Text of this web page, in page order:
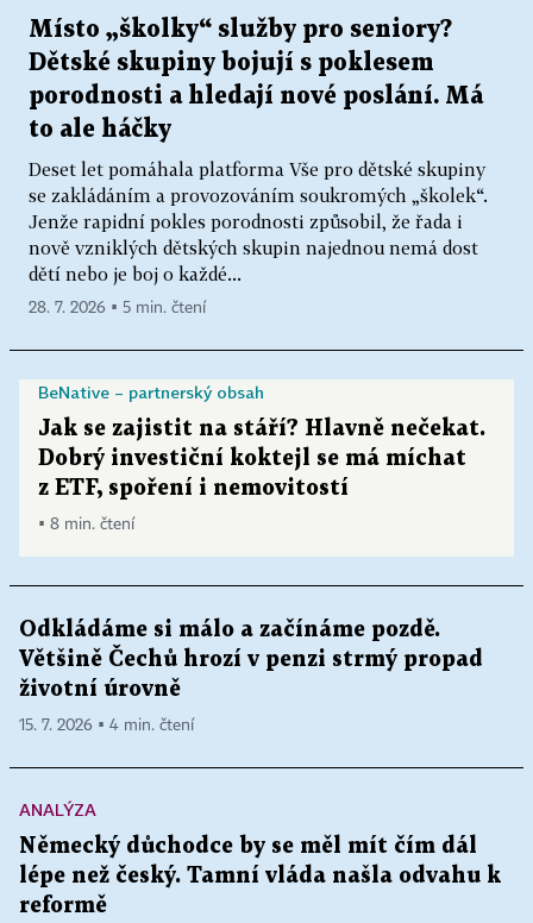
Místo „školky“ služby pro seniory?
Dětské skupiny bojují s poklesem
porodnosti a hledají nové poslání. Má
to ale háčky
Deset let pomáhala platforma Vše pro dětské skupiny
se zakládáním a provozováním soukromých „školek“.
Jenže rapidní pokles porodnosti způsobil, že řada i
nově vzniklých dětských skupin najednou nemá dost
dětí nebo je boj o každé...
28. 7. 2026 ▪ 5 min. čtení
BeNative – partnerský obsah
Jak se zajistit na stáří? Hlavně nečekat.
Dobrý investiční koktejl se má míchat
z ETF, spoření i nemovitostí
▪ 8 min. čtení
Odkládáme si málo a začínáme pozdě.
Většině Čechů hrozí v penzi strmý propad
životní úrovně
15. 7. 2026 ▪ 4 min. čtení
ANALÝZA
Německý důchodce by se měl mít čím dál
lépe než český. Tamní vláda našla odvahu k
reformě